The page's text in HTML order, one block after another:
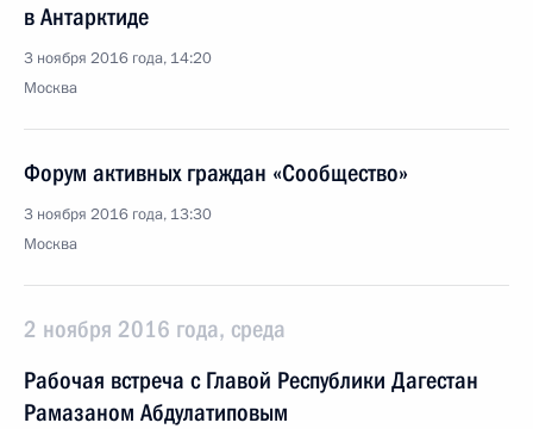
в Антарктиде
3 ноября 2016 года, 14:20
Москва
Форум активных граждан «Сообщество»
3 ноября 2016 года, 13:30
Москва
2 ноября 2016 года, среда
Рабочая встреча с Главой Республики Дагестан
Рамазаном Абдулатиповым